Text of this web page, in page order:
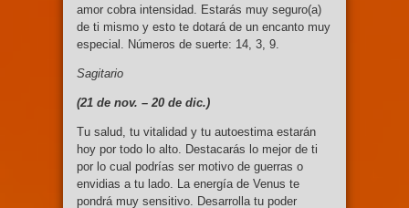
amor cobra intensidad. Estarás muy seguro(a)
de ti mismo y esto te dotará de un encanto muy
especial. Números de suerte: 14, 3, 9.
Sagitario
(21 de nov. – 20 de dic.)
Tu salud, tu vitalidad y tu autoestima estarán
hoy por todo lo alto. Destacarás lo mejor de ti
por lo cual podrías ser motivo de guerras o
envidias a tu lado. La energía de Venus te
pondrá muy sensitivo. Desarrolla tu poder